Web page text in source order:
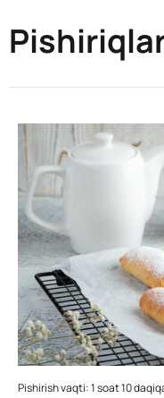
Pishirish vaqti: 1 soat 10